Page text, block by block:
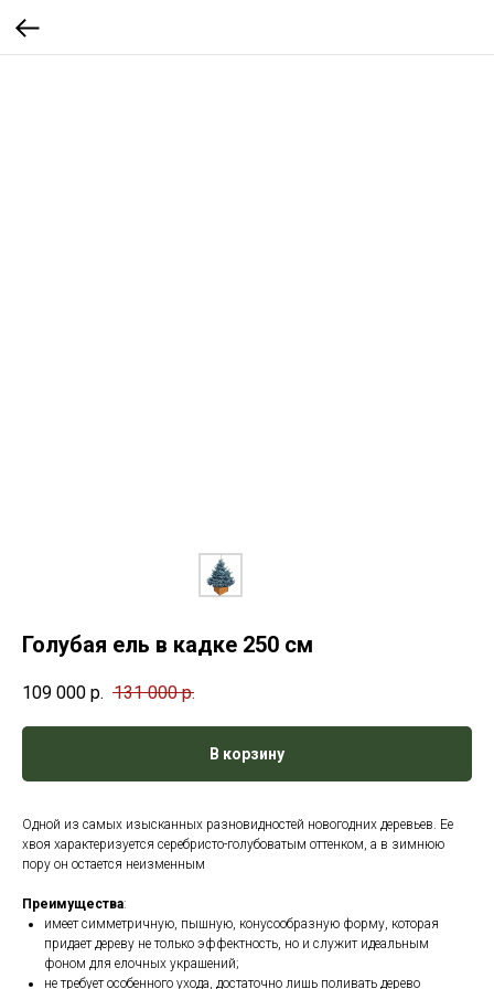
Голубая ель в кадке 250 см
109 000 р. 131 000 р.
В корзину
Одной из самых изысканных разновидностей новогодних деревьев. Ее
хвоя характеризуется серебристо-голубоватым оттенком, а в зимнюю
пору он остается неизменным
Преимущества:
имеет симметричную, пышную, конусообразную форму, которая
придает дереву не только эффектность, но и служит идеальным
фоном для елочных украшений;
не требует особенного ухода, достаточно лишь поливать дерево